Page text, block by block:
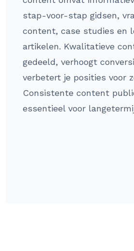
stap-voor-stap gidsen,
content, case studies en
artikelen. Kwalitatieve
gedeeld, verhoogt
verbetert je posities voor
Consistente content
essentieel voor